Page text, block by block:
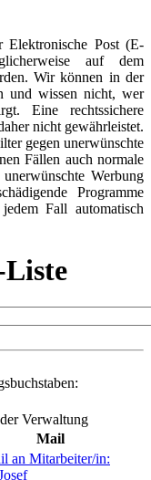
Elektronische Post (E-
auf dem
Wir können in der
und wissen nicht, wer
Eine rechtssichere
nicht gewährleistet.
gegen unerwünschte
Fällen auch normale
Werbung
Programme
Fall automatisch
Verwaltung
Mail